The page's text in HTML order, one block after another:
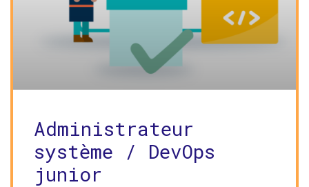
Administrateur
système / DevOps
junior